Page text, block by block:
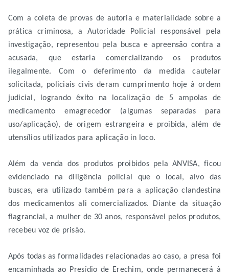
Com a coleta de provas de autoria e materialidade sobre a
prática criminosa, a Autoridade Policial responsável pela
investigação, representou pela busca e apreensão contra a
acusada, que estaria comercializando os produtos
ilegalmente. Com o deferimento da medida cautelar
solicitada, policiais civis deram cumprimento hoje à ordem
judicial, logrando êxito na localização de 5 ampolas de
medicamento emagrecedor (algumas separadas para
uso/aplicação), de origem estrangeira e proibida, além de
utensílios utilizados para aplicação in loco.
Além da venda dos produtos proibidos pela ANVISA, ficou
evidenciado na diligência policial que o local, alvo das
buscas, era utilizado também para a aplicação clandestina
dos medicamentos ali comercializados. Diante da situação
flagrancial, a mulher de 30 anos, responsável pelos produtos,
recebeu voz de prisão.
Após todas as formalidades relacionadas ao caso, a presa foi
encaminhada ao Presídio de Erechim, onde permanecerá à